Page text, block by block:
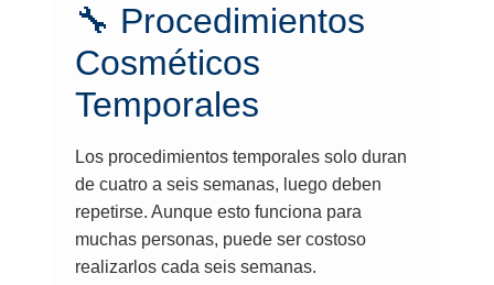
🔧 Procedimientos
Cosméticos
Temporales
Los procedimientos temporales solo duran
de cuatro a seis semanas, luego deben
repetirse. Aunque esto funciona para
muchas personas, puede ser costoso
realizarlos cada seis semanas.